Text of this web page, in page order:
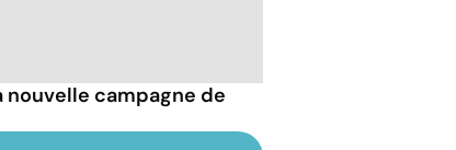
nouvelle campagne de